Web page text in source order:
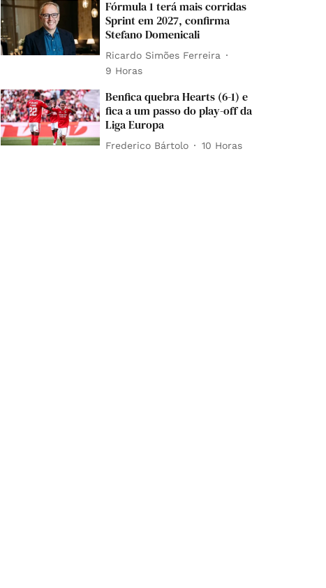
Fórmula 1 terá mais corridas
Sprint em 2027, confirma
Stefano Domenicali
Ricardo Simões Ferreira
9 Horas
Benfica quebra Hearts (6-1) e
fica a um passo do play-off da
Liga Europa
Frederico Bártolo 10 Horas